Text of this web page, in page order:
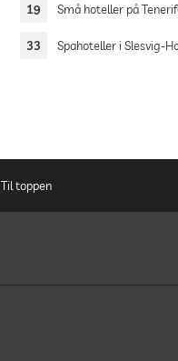
19 Små hoteller på
33 Spahoteller i Slesvig-
Til toppen